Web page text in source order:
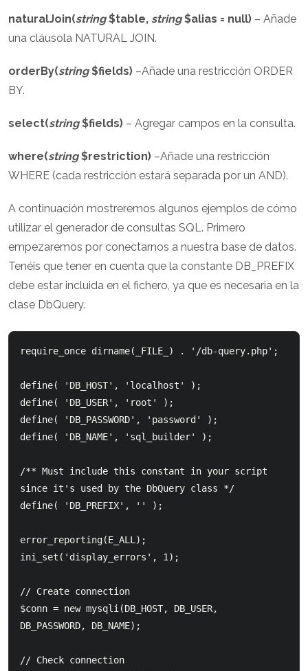
naturalJoin(string$table, string$alias = null) – Añade
una cláusola NATURAL JOIN.
orderBy(string$fields) –Añade una restricción ORDER
BY.
select(string$fields) – Agregar campos en la consulta.
where(string$restriction) –Añade una restricción
WHERE (cada restricción estará separada por un AND).
A continuación mostreremos algunos ejemplos de cómo
utilizar el generador de consultas SQL. Primero
empezaremos por conectarnos a nuestra base de datos.
Tenéis que tener en cuenta que la constante DB_PREFIX
debe estar incluida en el fichero, ya que es necesaria en la
clase DbQuery.
require_once dirname(_FILE_) . '/db-query.php';
define( 'DB_HOST', 'localhost' );
define( 'DB_USER', 'root' );
define( 'DB_PASSWORD', 'password' );
define( 'DB_NAME', 'sql_builder' );
/** Must include this constant in your script
since it's used by the DbQuery class */
define( 'DB_PREFIX', '' );
error_reporting(E_ALL);
ini_set('display_errors', 1);
// Create connection
$conn = new mysqli(DB_HOST, DB_USER,
DB_PASSWORD, DB_NAME);
// Check connection